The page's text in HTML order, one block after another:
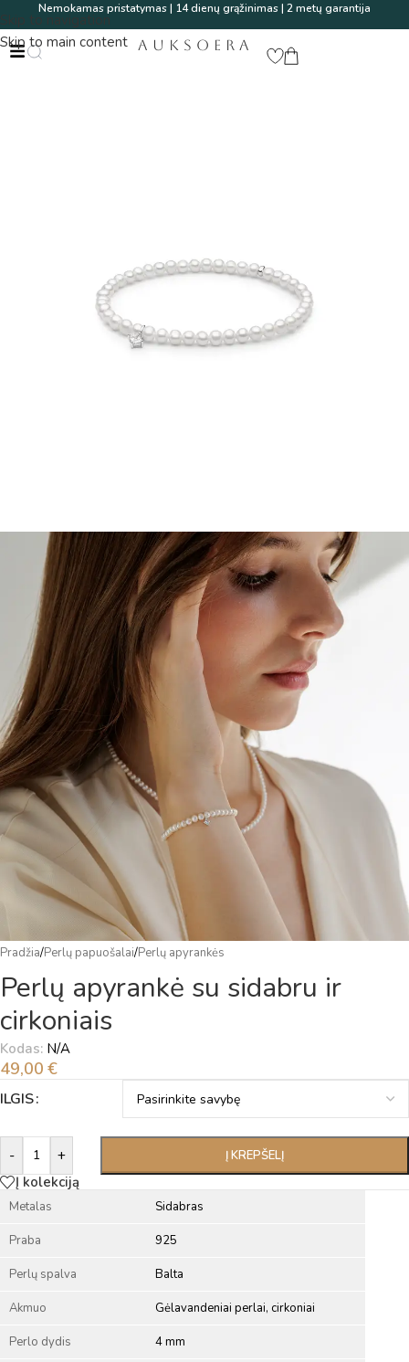
Skip to navigation
Skip to main content
Nemokamas pristatymas | 14 dienų grąžinimas | 2 metų garantija
AUKSOERA
Pradžia/Perlų papuošalai/Perlų apyrankės
Perlų apyrankė su sidabru ir
cirkoniais
Kodas: N/A
49,00 €
ILGIS
- + Į KREPŠELĮ
Alternative:
Į kolekciją
Metalas Sidabras
Praba 925
Perlų spalva Balta
Akmuo Gėlavandeniai perlai, cirkoniai
Perlo dydis 4 mm